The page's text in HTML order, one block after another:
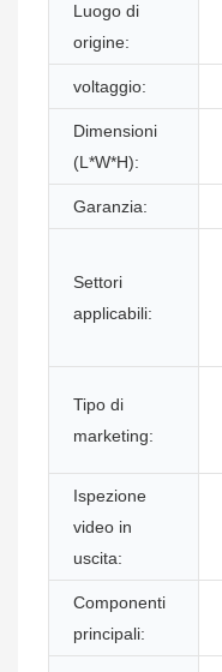
Luogo di
origine:
voltaggio:
Dimensioni
(L*W*H):
Garanzia:
Settori
applicabili:
Tipo di
marketing:
Ispezione
video in
uscita:
Componenti
principali: